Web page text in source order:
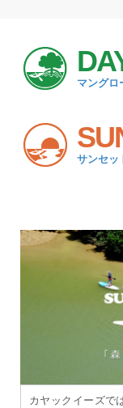
マングロ
サンセッ
カヤックイーズで